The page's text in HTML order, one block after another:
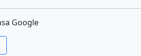
Google